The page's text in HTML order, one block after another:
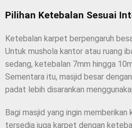
Pilihan Ketebalan Sesuai
Ketebalan karpet berpengaruh
Untuk mushola kantor atau ruang
sedang, ketebalan 7mm hingga
Sementara itu, masjid besar
padat lebih disarankan
Bagi masjid yang ingin memberikan
tersedia juga karpet dengan